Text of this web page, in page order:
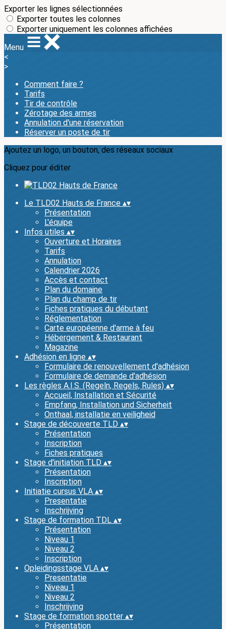
Exporter les lignes sélectionnées
Exporter toutes les colonnes
Exporter uniquement les colonnes affichées
Menu
<
>
Comment faire ?
Tarifs
Tir de contrôle
Zérotage des armes
Annulation d'une réservation
Réserver un poste de tir
Ajoutez un logo, un bouton, des réseaux sociaux
Cliquez pour éditer
Le TLD02 Hauts de France ▴▾
Présentation
L'équipe
Infos utiles ▴▾
Ouverture et Horaires
Tarifs
Annulation
Calendrier 2026
Accès et contact
Plan du domaine
Plan du champ de tir
Fiches pratiques du débutant
Réglementation
Carte européenne d'arme à feu
Hébergement & Restaurant
Magazine
Adhésion en ligne ▴▾
Formulaire de renouvellement d'adhésion
Formulaire de demande d'adhésion
Les règles A.I.S. (Regeln, Regels, Rules) ▴▾
Accueil, Installation et Sécurité
Empfang, Installation und Sicherheit
Onthaal, installatie en veiligheid
Stage de découverte TLD ▴▾
Présentation
Inscription
Fiches pratiques
Stage d'initiation TLD ▴▾
Présentation
Inscription
Initiatie cursus VLA ▴▾
Presentatie
Inschrijving
Stage de formation TDL ▴▾
Présentation
Niveau 1
Niveau 2
Inscription
Opleidingsstage VLA ▴▾
Presentatie
Niveau 1
Niveau 2
Inschrijving
Stage de formation spotter ▴▾
Présentation